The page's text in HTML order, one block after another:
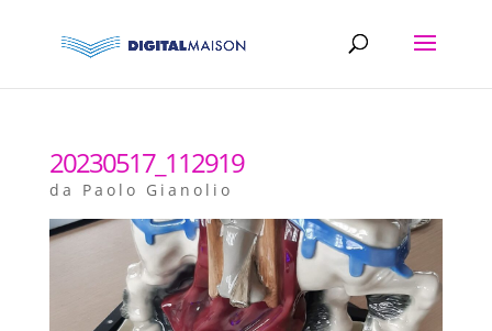
20230517_112919
da Paolo Gianolio